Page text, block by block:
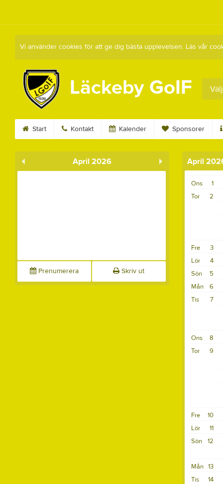
Vi använder cookies för att ge dig bästa upplevelsen. Läs vår
Läckeby GoIF
Start Kontakt Kalender Sponsorer
April 2026
Prenumerera Skriv ut
April
1
Ons
2
Tor
3
Fre
4
Lör
5
Sön
6
Mån
7
Tis
8
Ons
9
Tor
10
Fre
11
Lör
12
Sön
13
Mån
14
Tis